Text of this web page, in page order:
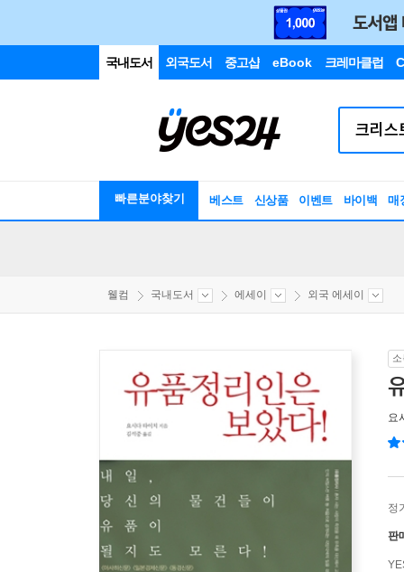
국내도서 외국도서 중고샵 eBook 크레마클럽
빠른분야찾기 베스트 신상품 이벤트 바이백 매
웰컴 국내도서 에세이 외국 에세이
요
정
판